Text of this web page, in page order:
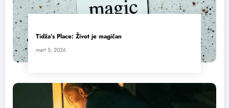
Tidža’s Place: Život je magičan
mart 5, 2026